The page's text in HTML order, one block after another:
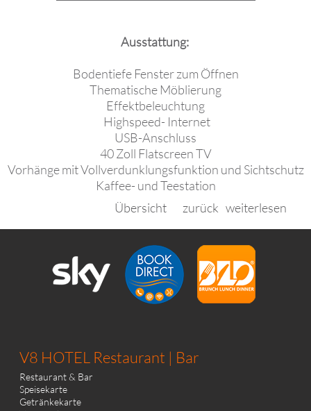
Ausstattung:
Bodentiefe Fenster zum Öffnen
Thematische Möblierung
Effektbeleuchtung
Highspeed- Internet
USB-Anschluss
40 Zoll Flatscreen TV
Vorhänge mit Vollverdunklungsfunktion und Sichtschutz
Kaffee- und Teestation
Übersicht
zurück weiterlesen
V8 HOTEL Restaurant | Bar
Restaurant & Bar
Speisekarte
Getränkekarte